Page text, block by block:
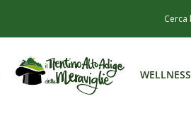
WELLNESS